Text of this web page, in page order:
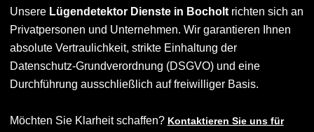
Unsere Lügendetektor Dienste in Bocholtrichten sich an
Privatpersonen und Unternehmen. Wir garantieren Ihnen
absolute Vertraulichkeit, strikte Einhaltung der
Datenschutz-Grundverordnung (DSGVO) und eine
Durchführung ausschließlich auf freiwilliger Basis.
Möchten Sie Klarheit schaffen? Kontaktieren Sie uns für